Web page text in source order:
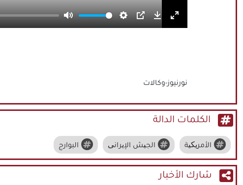
نورنيوز-وكالات
الكلمات الدالة
الأمریکیة الجیش الإیرانی البوارج
شارك الأخبار